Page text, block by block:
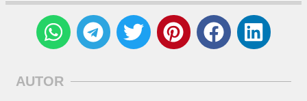
AUTOR